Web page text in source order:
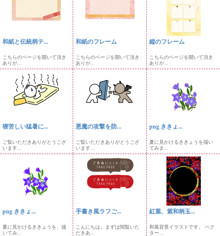
和紙と伝統柄テ...
こちらのページを開いて頂き
ありが...
和紙のフレーム
こちらのページを開いて頂き
ありが...
縦のフレーム
こちらのページを開いて頂き
ありが...
寝苦しい猛暑に...
ご覧いただきありがとうござ
います...
悪魔の攻撃を防...
ご覧いただきありがとうござ
います...
png ききょ...
夏に見かけるききょうを描い
てみま...
png ききょ...
夏に見かけるききょうを、描
いてみ...
手書き風ラフご...
こんにちは。まずは閲覧いた
だきあ...
紅葉、紫和柄玉...
和風背景イラストです。 ベク
ター...